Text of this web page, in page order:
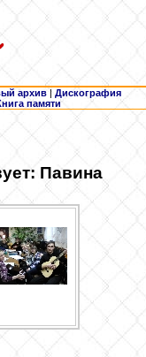
архив | Дискография
памяти
Павина